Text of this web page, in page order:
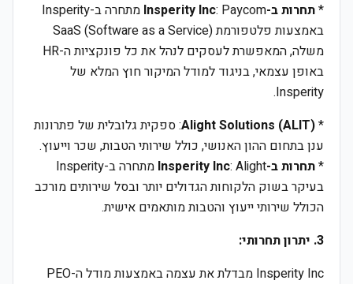
*תחרות ב-Insperity Inc
: Paycom מתחרה ב-Insperity
באמצעות פלטפורמת SaaS (Software as a Service)
משלה, המאפשרת לעסקים לנהל את כל פונקציות ה-HR
באופן עצמאי, בניגוד למודל המיקור חוץ המלא של
Insperity.
*
Alight Solutions (ALIT): ספקית גלובלית של פתרונות
ענן בתחום ההון האנושי, כולל שירותי הטבות, שכר וייעוץ.
*תחרות ב-Insperity Inc
: Alight מתחרה ב-Insperity
בעיקר בשוק הלקוחות הגדולים יותר ובסל שירותים מורכב
הכולל שירותי ייעוץ והטבות מותאמים אישית.
3. יתרון תחרותי:
Insperity Inc מבדלת את עצמה באמצעות מודל ה-PEO